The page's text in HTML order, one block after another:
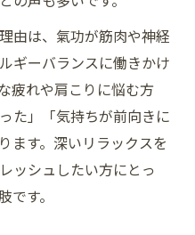
由は、氣功が筋肉や神経
ギーバランスに働きかけ
疲れや肩こりに悩む方
た」「気持ちが前向きに
ます。深いリラックスを
ッシュしたい方にとっ
す。